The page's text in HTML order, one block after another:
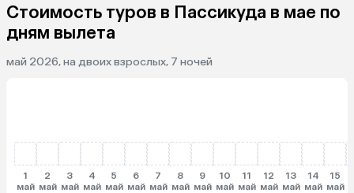
Стоимость туров в Пассикуда в мае по
дням вылета
май 2026, на двоих взрослых, 7 ночей
1
май
2
май
3
май
4
май
5
май
6
май
7
май
8
май
9
май
10
май
11
май
12
май
13
май
14
май
15
май